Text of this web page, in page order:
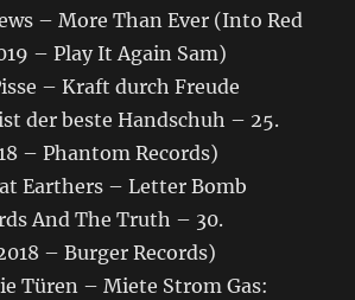
– More Than Ever (Into Red
– Play It Again Sam)
– Kraft durch Freude
der beste Handschuh – 25.
– Phantom Records)
Earthers – Letter Bomb
And The Truth – 30.
– Burger Records)
Türen – Miete Strom Gas: